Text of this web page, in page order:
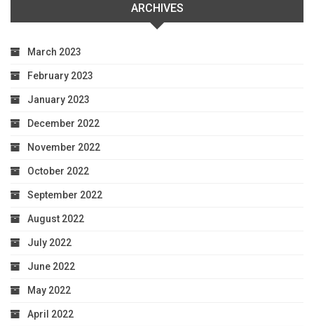
ARCHIVES
March 2023
February 2023
January 2023
December 2022
November 2022
October 2022
September 2022
August 2022
July 2022
June 2022
May 2022
April 2022